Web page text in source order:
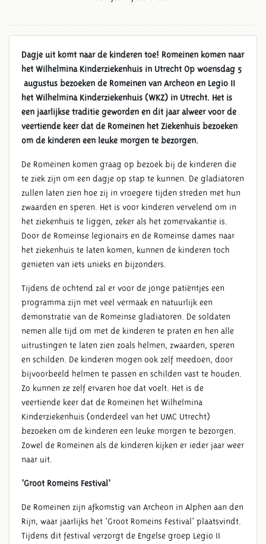
ROMEINEN OP BEZOEK BIJ
KINDERZIEKENHUIS
Dagje uit komt naar de kinderen toe! Romeinen komen naar
het Wilhelmina Kinderziekenhuis in Utrecht Op woensdag 5
augustus bezoeken de Romeinen van Archeon en Legio II
het Wilhelmina Kinderziekenhuis (WKZ) in Utrecht. Het is
een jaarlijkse traditie geworden en dit jaar alweer voor de
veertiende keer dat de Romeinen het Ziekenhuis bezoeken
om de kinderen een leuke morgen te bezorgen.
De Romeinen komen graag op bezoek bij de kinderen die
te ziek zijn om een dagje op stap te kunnen. De gladiatoren
zullen laten zien hoe zij in vroegere tijden streden met hun
zwaarden en speren. Het is voor kinderen vervelend om in
het ziekenhuis te liggen, zeker als het zomervakantie is.
Door de Romeinse legionairs en de Romeinse dames naar
het ziekenhuis te laten komen, kunnen de kinderen toch
genieten van iets unieks en bijzonders.
Tijdens de ochtend zal er voor de jonge patiëntjes een
programma zijn met veel vermaak en natuurlijk een
demonstratie van de Romeinse gladiatoren. De soldaten
nemen alle tijd om met de kinderen te praten en hen alle
uitrustingen te laten zien zoals helmen, zwaarden, speren
en schilden. De kinderen mogen ook zelf meedoen, door
bijvoorbeeld helmen te passen en schilden vast te houden.
Zo kunnen ze zelf ervaren hoe dat voelt. Het is de
veertiende keer dat de Romeinen het Wilhelmina
Kinderziekenhuis (onderdeel van het UMC Utrecht)
bezoeken om de kinderen een leuke morgen te bezorgen.
Zowel de Romeinen als de kinderen kijken er ieder jaar weer
naar uit.
‘Groot Romeins Festival’
De Romeinen zijn afkomstig van Archeon in Alphen aan den
Rijn, waar jaarlijks het ‘Groot Romeins Festival’ plaatsvindt.
Tijdens dit festival verzorgt de Engelse groep Legio II